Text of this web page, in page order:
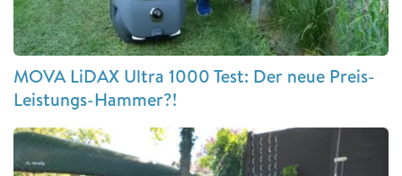
MOVA LiDAX Ultra 1000 Test: Der neue Preis-
Leistungs-Hammer?!